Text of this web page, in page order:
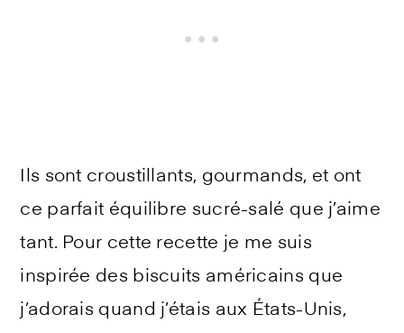
Ils sont croustillants, gourmands, et ont
ce parfait équilibre sucré-salé que j’aime
tant. Pour cette recette je me suis
inspirée des biscuits américains que
j’adorais quand j’étais aux États-Unis,